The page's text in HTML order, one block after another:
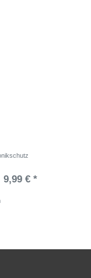
9,99 € *